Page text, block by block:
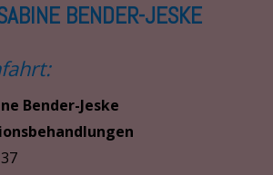
BENDER-JESKE
Bender-Jeske